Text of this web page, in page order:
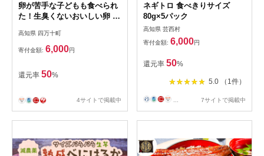
卵が苦手な子どもも食べられ
た！生臭くないおいしい卵 6
高知県 四万十町
寄付金額: 6,000円
還元率 50%
4サイトで掲載中
ネギトロ 食べきりサイズ
80g×5パック
高知県 芸西村
寄付金額: 6,000円
還元率 50%
5.0 （1件）
... 7サイトで掲載中